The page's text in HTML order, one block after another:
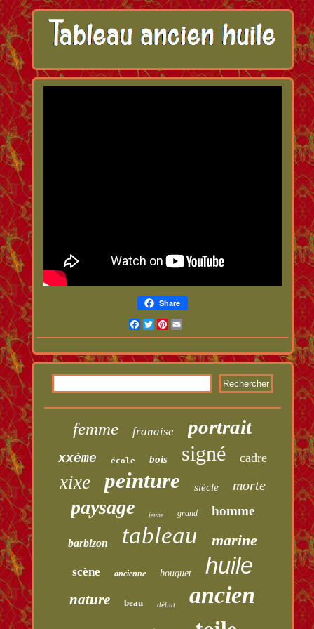
Share
Facebook
TwitterPinterest
femme franaise portrait
xxème école bois signé cadre
xixe peinture siècle morte
paysage jeune grand homme
barbizon tableau marine
scène ancienne bouquet huile
nature beau début ancien